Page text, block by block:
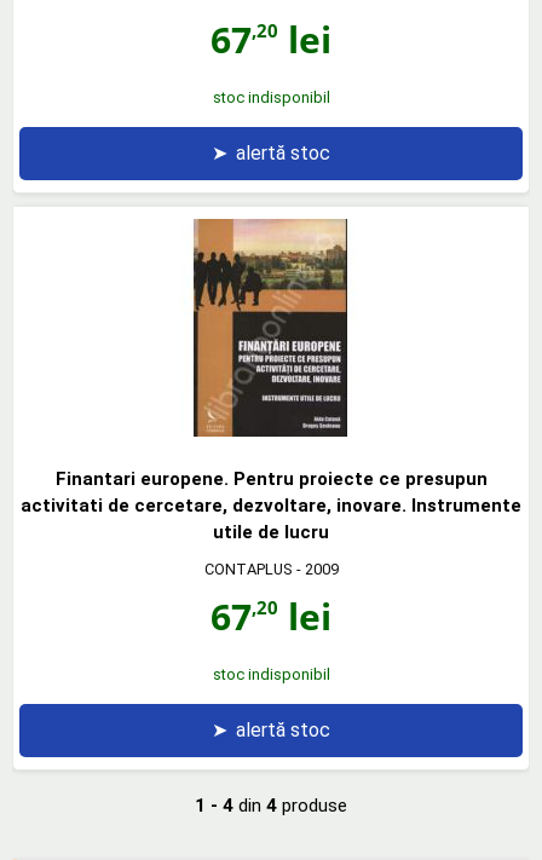
67,20 lei
stoc indisponibil
➤ alertă stoc
Finantari europene. Pentru proiecte ce presupun
activitati de cercetare, dezvoltare, inovare. Instrumente
utile de lucru
CONTAPLUS - 2009
67,20 lei
stoc indisponibil
➤ alertă stoc
1 - 4 din 4 produse